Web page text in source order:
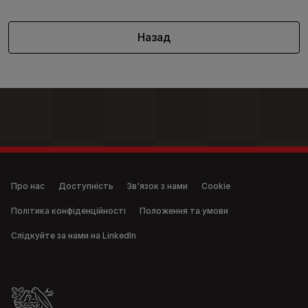
Назад
Legal (anonymous)
Про нас Доступність Зв'язок з нами Cookie
Політика конфіденційності Положення та умови
Слідкуйте за нами на LinkedIn